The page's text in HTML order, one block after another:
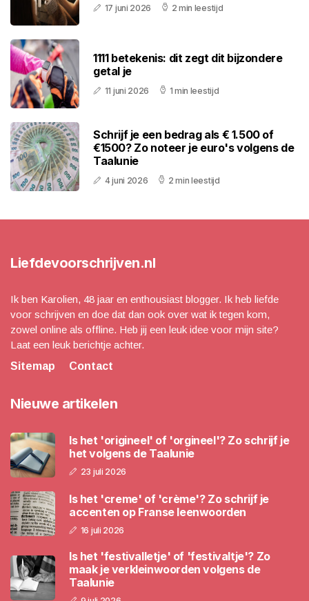
17 juni 2026 2 min leestijd
1111 betekenis: dit zegt dit bijzondere
getal je
11 juni 2026 1 min leestijd
Schrijf je een bedrag als € 1.500 of
€1500? Zo noteer je euro's volgens de
Taalunie
4 juni 2026 2 min leestijd
Liefdevoorschrijven.nl
Ik ben Karolien, 48 jaar en enthousiast blogger. Ik heb liefde
voor schrijven en doe dat dan ook over wat ik tegen kom,
zowel online als offline. Heb jij een leuk idee voor mijn site?
Laat een leuk berichtje achter.
Sitemap
Contact
Nieuwe artikelen
Is het 'origineel' of 'orgineel'? Zo schrijf je
het volgens de Taalunie
23 juli 2026
Is het 'creme' of 'crème'? Zo schrijf je
accenten op Franse leenwoorden
16 juli 2026
Is het 'festivalletje' of 'festivaltje'? Zo
maak je verkleinwoorden volgens de
Taalunie